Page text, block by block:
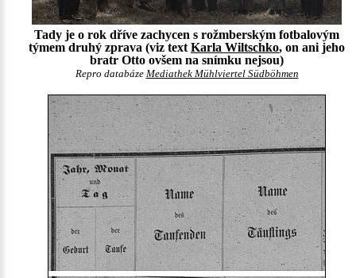
Tady je o rok dříve zachycen s rožmberským fotbalovým
týmem druhý zprava (viz text Karla Wiltschko, on ani jeho
bratr Otto ovšem na snímku nejsou)
Repro databáze Mediathek Mühlviertel Südböhmen